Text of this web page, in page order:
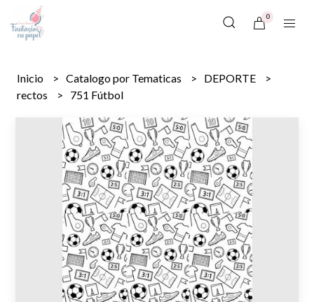
0
Inicio Catalogo por Tematicas
DEPORTE
rectos
751 Fútbol